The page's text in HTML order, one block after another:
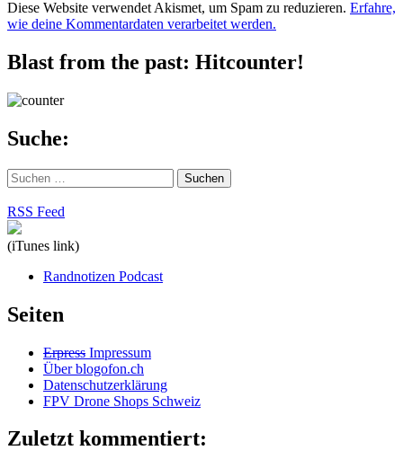
Diese Website verwendet Akismet, um Spam zu reduzieren. Erfahre,
wie deine Kommentardaten verarbeitet werden.
Blast from the past: Hitcounter!
Suche:
Suchen
nach:
RSS Feed
(iTunes link)
Randnotizen Podcast
Seiten
Erpress Impressum
Über blogofon.ch
Datenschutzerklärung
FPV Drone Shops Schweiz
Zuletzt kommentiert: